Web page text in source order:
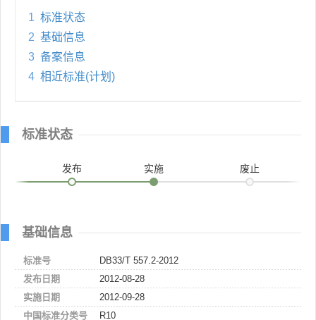
1 标准状态
2 基础信息
3 备案信息
4 相近标准(计划)
标准状态
发布 实施 废止
基础信息
标准号
DB33/T 557.2-2012
发布日期
2012-08-28
实施日期
2012-09-28
中国标准分类号
R10